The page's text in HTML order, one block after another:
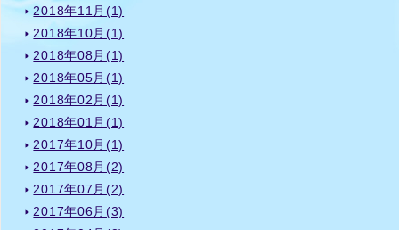
2018年11月(1)
2018年10月(1)
2018年08月(1)
2018年05月(1)
2018年02月(1)
2018年01月(1)
2017年10月(1)
2017年08月(2)
2017年07月(2)
2017年06月(3)